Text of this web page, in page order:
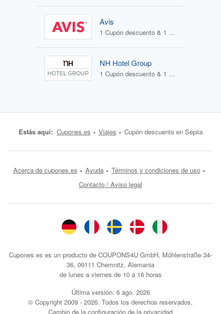
Avis
1 Cupón descuento & 1 Oferta
NH Hotel Group
1 Cupón descuento & 1 Oferta
Estás aquí: Cupones.es Viajes Cupón descuento en Sepiia
Acerca de cupones.es Ayuda
Términos y condiciones de uso
Contacto / Aviso legal
Cupones.es es un producto de COUPONS4U GmbH, Mühlenstraße 34-
36, 09111 Chemnitz, Alemania
de lunes a viernes de 10 a 16 horas
Última versión: 6 ago. 2026
© Copyright 2009 - 2026. Todos los derechos reservados.
Cambio de la configuración de la privacidad